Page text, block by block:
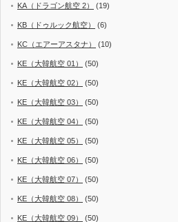
KA（ドラゴン航空 2） (19)
KB（ドゥルック航空） (6)
KC（エアーアスタナ） (10)
KE（大韓航空 01） (50)
KE（大韓航空 02） (50)
KE（大韓航空 03） (50)
KE（大韓航空 04） (50)
KE（大韓航空 05） (50)
KE（大韓航空 06） (50)
KE（大韓航空 07） (50)
KE（大韓航空 08） (50)
KE（大韓航空 09） (50)